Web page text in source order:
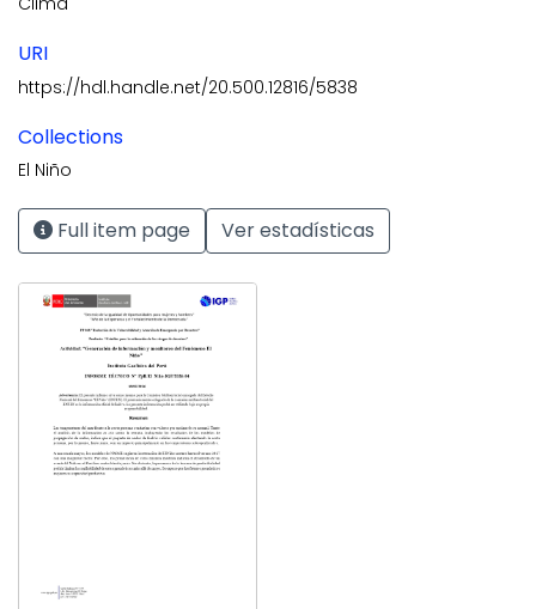
URI
https://hdl.handle.net/20.500.12816/5838
Collections
El Niño
Full item page Ver estadísticas